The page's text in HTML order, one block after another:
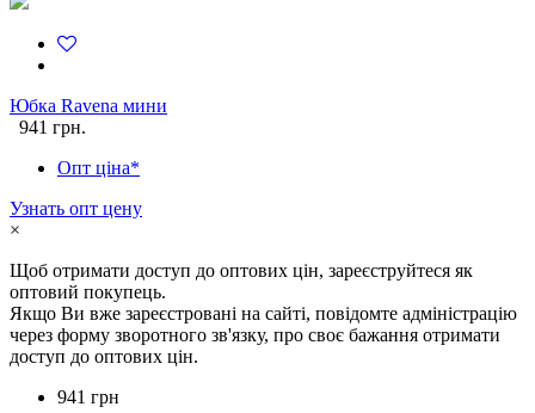
Юбка Ravena мини
941 грн.
Опт ціна*
Узнать опт цену
×
Щоб отримати доступ до оптових цін, зареєструйтеся як
оптовий покупець.
Якщо Ви вже зареєстровані на сайті, повідомте адміністрацію
через форму зворотного зв'язку, про своє бажання отримати
доступ до оптових цін.
941 грн